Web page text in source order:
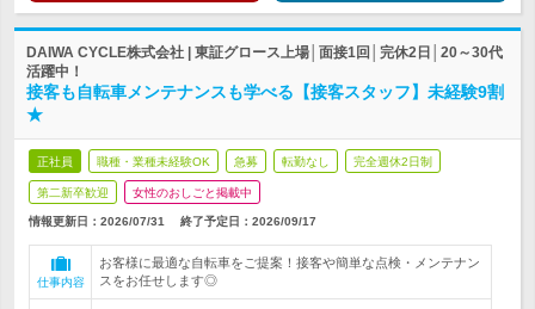
DAIWA CYCLE株式会社 | 東証グロース上場│面接1回│完休2日│20～30代
活躍中！
接客も自転車メンテナンスも学べる【接客スタッフ】未経験9割
★
正社員 職種・業種未経験OK 急募 転勤なし 完全週休2日制
第二新卒歓迎 女性のおしごと掲載中
情報更新日：2026/07/31 終了予定日： 2026/09/17
仕事内容
お客様に最適な自転車をご提案！接客や簡単な点検・メンテナン
スをお任せします◎